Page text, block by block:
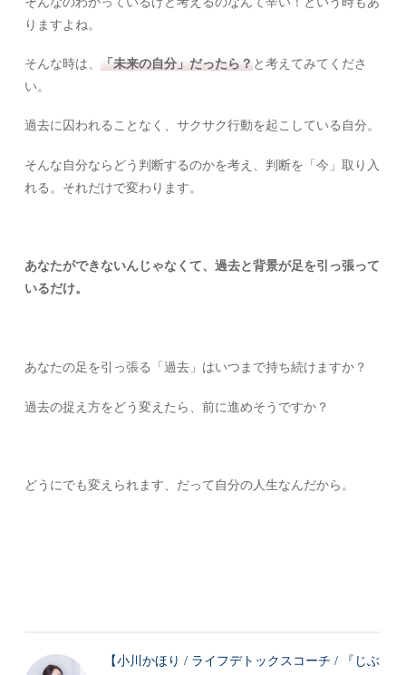
りますよね。
そんな時は、 「未来の自分」だったら？ と考えてみてくださ
い。
過去に囚われることなく、サクサク行動を起こしている自分。
そんな自分ならどう判断するのかを考え、判断を「今」取り入
れる。それだけで変わります。
あなたができないんじゃなくて、過去と背景が足を引っ張って
いるだけ。
あなたの足を引っ張る「過去」はいつまで持ち続けますか？
過去の捉え方をどう変えたら、前に進めそうですか？
どうにでも変えられます、だって自分の人生なんだから。
【小川かほり / ライフデトックスコーチ / 『じぶ